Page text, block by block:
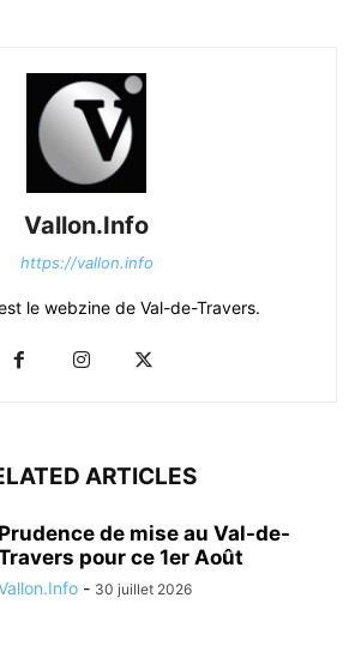
Vallon.Info
https://vallon.info
le webzine de Val-de-Travers.
ARTICLES
Prudence de mise au Val-de-
pour ce 1er Août
- 30 juillet 2026